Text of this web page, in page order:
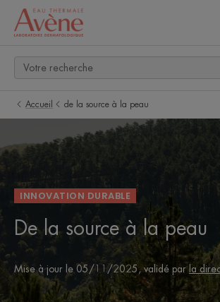
Accueil de la source à la peau
INNOVATION DURABLE
De la source à la peau
Mise à jour le 05/11/2025, validé par la